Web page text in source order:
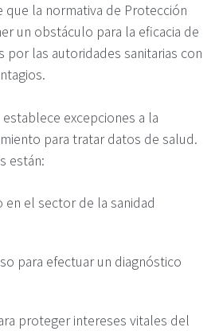
que la normativa de Protección
un obstáculo para la eficacia de
por las autoridades sanitarias con
excepciones a la
para tratar datos de salud.
están:
el sector de la sanidad
para efectuar un diagnóstico
proteger intereses vitales del